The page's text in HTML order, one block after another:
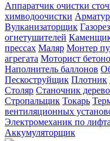
Аппаратчик очистки
химводоочистки
Вулканизаторщик
огнетушителей
прессах Маляр Монтер
агрегата Моторист
Наполнитель баллонов
Пескоструйщик Плотник
Столяр Станочник
Стропальщик Токарь
вентиляционных
Электромеханик по
Аккумуляторщик